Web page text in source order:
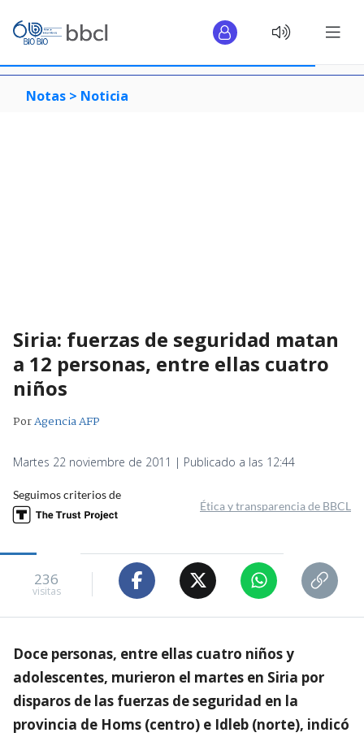
Notas > Noticia
Siria: fuerzas de seguridad matan
a 12 personas, entre ellas cuatro
niños
PorAgencia AFP
Martes 22 noviembre de 2011 | Publicado a las 12:44
Seguimos criterios de
Ética y transparencia de BBCL
236
visitas
Doce personas, entre ellas cuatro niños y
adolescentes, murieron el martes en Siria por
disparos de las fuerzas de seguridad en la
provincia de Homs (centro) e Idleb (norte), indicó